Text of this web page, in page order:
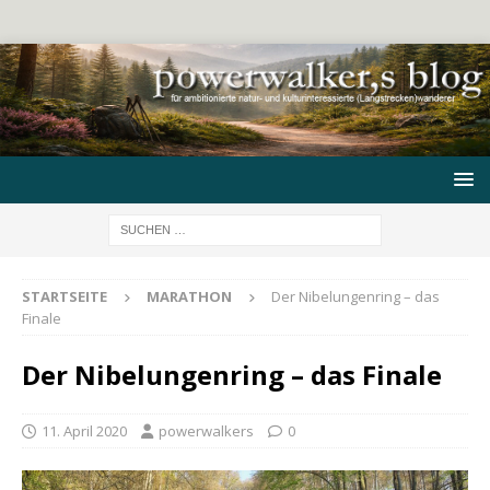
STARTSEITE MARATHON
Der Nibelungenring – das
Finale
Der Nibelungenring – das Finale
11. April 2020 powerwalkers 0